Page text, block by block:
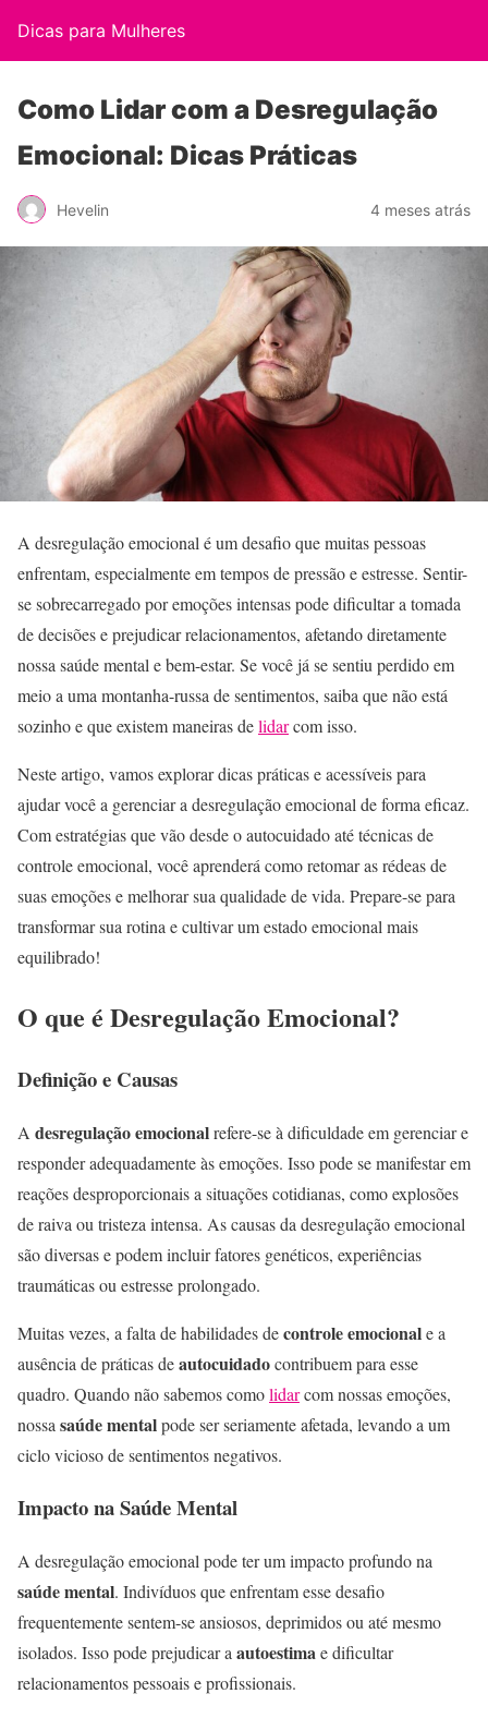
Dicas para Mulheres
Como Lidar com a Desregulação
Emocional: Dicas Práticas
Hevelin 4 meses atrás
A desregulação emocional é um desafio que muitas pessoas
enfrentam, especialmente em tempos de pressão e estresse. Sentir-
se sobrecarregado por emoções intensas pode dificultar a tomada
de decisões e prejudicar relacionamentos, afetando diretamente
nossa saúde mental e bem-estar. Se você já se sentiu perdido em
meio a uma montanha-russa de sentimentos, saiba que não está
sozinho e que existem maneiras delidarcom isso.
Neste artigo, vamos explorar dicas práticas e acessíveis para
ajudar você a gerenciar a desregulação emocional de forma eficaz.
Com estratégias que vão desde o autocuidado até técnicas de
controle emocional, você aprenderá como retomar as rédeas de
suas emoções e melhorar sua qualidade de vida. Prepare-se para
transformar sua rotina e cultivar um estado emocional mais
equilibrado!
O que é Desregulação Emocional?
Definição e Causas
A desregulação emocionalrefere-se à dificuldade em gerenciar e
responder adequadamente às emoções. Isso pode se manifestar em
reações desproporcionais a situações cotidianas, como explosões
de raiva ou tristeza intensa. As causas da desregulação emocional
são diversas e podem incluir fatores genéticos, experiências
traumáticas ou estresse prolongado.
Muitas vezes, a falta de habilidades decontrole emocionale a
ausência de práticas deautocuidadocontribuem para esse
quadro. Quando não sabemos comolidarcom nossas emoções,
nossa saúde mentalpode ser seriamente afetada, levando a um
ciclo vicioso de sentimentos negativos.
Impacto na Saúde Mental
A desregulação emocional pode ter um impacto profundo na
saúde mental. Indivíduos que enfrentam esse desafio
frequentemente sentem-se ansiosos, deprimidos ou até mesmo
isolados. Isso pode prejudicar a autoestimae dificultar
relacionamentos pessoais e profissionais.